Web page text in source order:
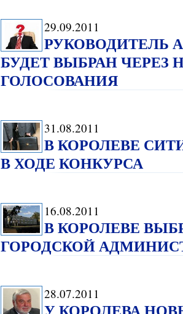
29.09.2011
РУКОВОДИТЕЛЬ
БУДЕТ ВЫБРАН
ГОЛОСОВАНИЯ
31.08.2011
В КОРОЛЕВЕ
В ХОДЕ КОНКУРСА
16.08.2011
В КОРОЛЕВЕ
ГОРОДСКОЙ
28.07.2011